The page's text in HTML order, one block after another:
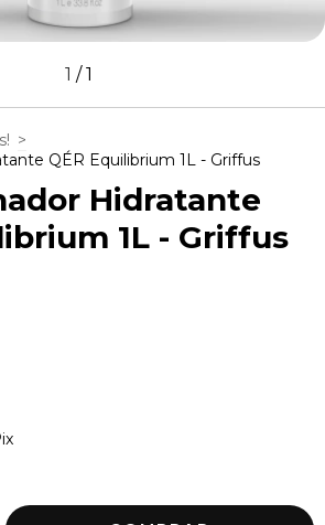
1 /1
>
QÉR Equilibrium 1L - Griffus
Hidratante
1L - Griffus